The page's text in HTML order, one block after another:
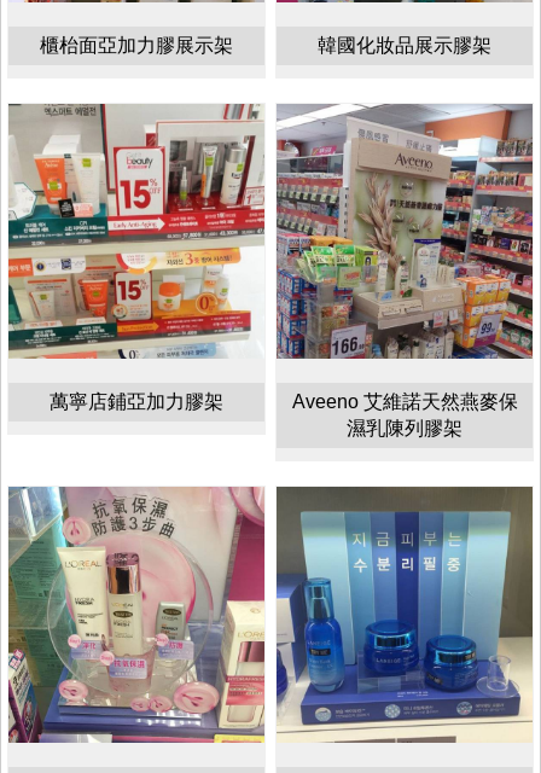
櫃枱面亞加力膠展示架 韓國化妝品展示膠架
萬寧店鋪亞加力膠架
Aveeno 艾維諾天然燕麥保
濕乳陳列膠架